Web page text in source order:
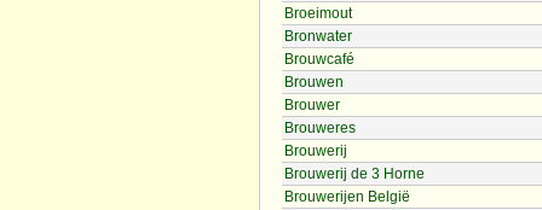
Broeimout
Bronwater
Brouwcafé
Brouwen
Brouwer
Brouweres
Brouwerij
Brouwerij de 3 Horne
Brouwerijen België